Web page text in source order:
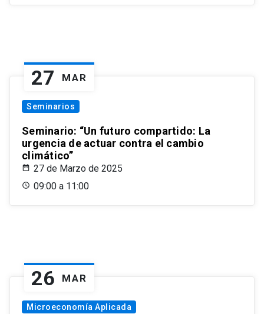
27 MAR
Seminarios
Seminario: “Un futuro compartido: La
urgencia de actuar contra el cambio
climático”
27 de Marzo de 2025
09:00 a 11:00
26 MAR
Microeconomía Aplicada